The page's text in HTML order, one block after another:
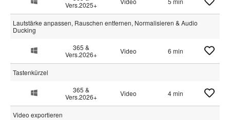
Vers.2025+
Lautstärke anpassen, Rauschen entfernen, Normalisieren & Audio
Ducking
365 &
Vers.2026+
Video 6 min
Tastenkürzel
365 &
Vers.2026+
Video 4 min
Video exportieren